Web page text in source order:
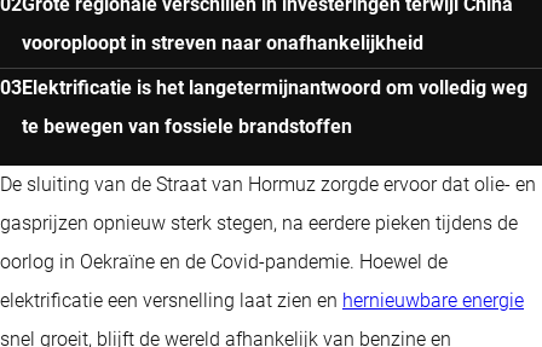
vooroploopt in streven naar onafhankelijkheid
Elektrificatie is het langetermijnantwoord om volledig weg
te bewegen van fossiele brandstoffen
De sluiting van de Straat van Hormuz zorgde ervoor dat olie- en
gasprijzen opnieuw sterk stegen, na eerdere pieken tijdens de
oorlog in Oekraïne en de Covid-pandemie. Hoewel de
elektrificatie een versnelling laat zien en hernieuwbare energie
snel groeit, blijft de wereld afhankelijk van benzine en